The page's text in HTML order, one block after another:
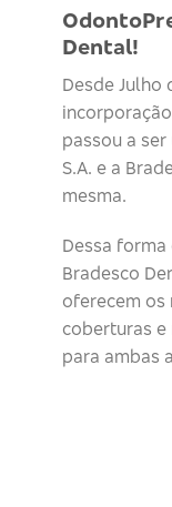
Dental!
Desde Julho
passou a
S.A. e a
mesma.
Dessa
Bradesco
oferecem os
coberturas
para ambas